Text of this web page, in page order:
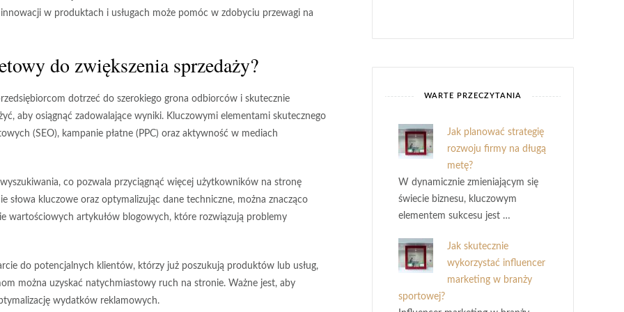
w produktach i usługach może pomóc w zdobyciu przewagi na
do zwiększenia sprzedaży?
dotrzeć do szerokiego grona odbiorców i skutecznie
aby osiągnąć zadowalające wyniki. Kluczowymi elementami skutecznego
(SEO), kampanie płatne (PPC) oraz aktywność w mediach
co pozwala przyciągnąć więcej użytkowników na stronę
kluczowe oraz optymalizując dane techniczne, można znacząco
wartościowych artykułów blogowych, które rozwiązują problemy
do potencjalnych klientów, którzy już poszukują produktów lub usług,
można uzyskać natychmiastowy ruch na stronie. Ważne jest, aby
wydatków reklamowych.
WARTE PRZECZYTANIA
Jak planować strategię
rozwoju firmy na długą
metę?
W dynamicznie zmieniającym się
świecie biznesu, kluczowym
elementem sukcesu jest …
Jak skutecznie
wykorzystać influencer
marketing w branży
sportowej?